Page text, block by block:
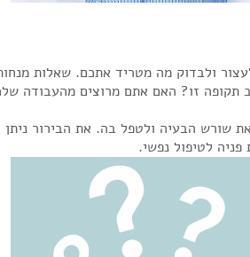
ולבדוק מה מטריד אתכם. שאלות
תקופה זו? האם אתם מרוצים מהעבודה
שורש הבעיה ולטפל בה. את הבירור ניתן
לטיפול נפשי.